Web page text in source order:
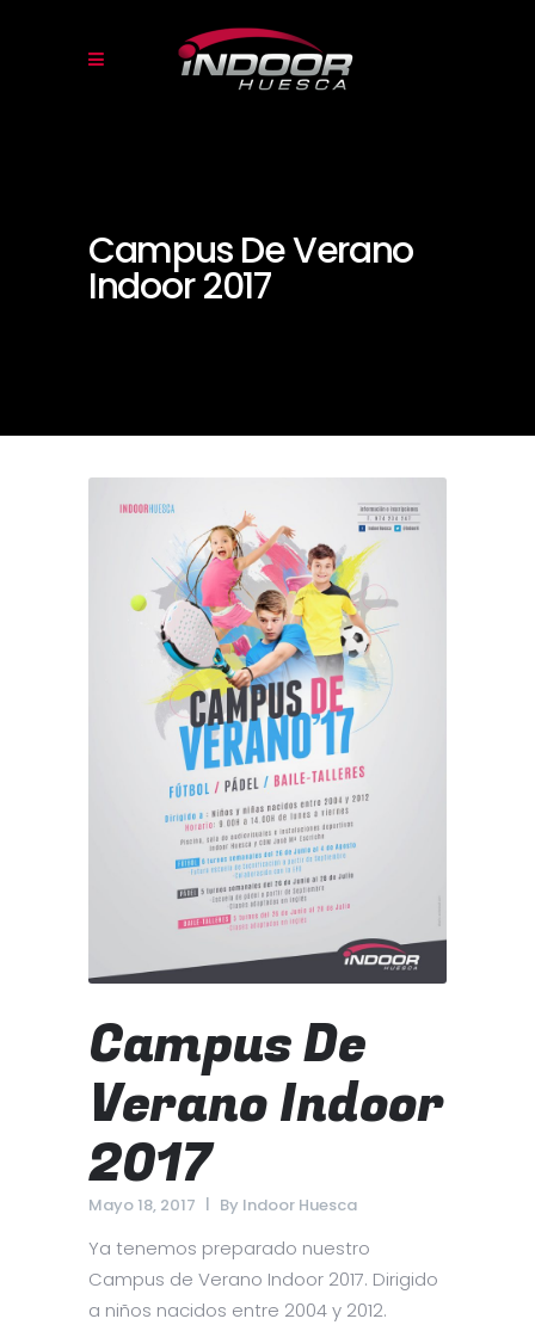
Campus De Verano
Indoor 2017
Campus De
Verano Indoor
2017
Mayo 18, 2017 By Indoor Huesca
Ya tenemos preparado nuestro
Campus de Verano Indoor 2017. Dirigido
a niños nacidos entre 2004 y 2012.